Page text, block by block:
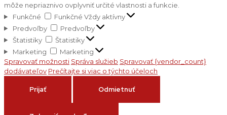
môže nepriaznivo ovplyvniť určité vlastnosti a funkcie.
Funkčné
Funkčné Vždy aktívny
Predvoľby
Predvoľby
Štatistiky
Štatistiky
Marketing
Marketing
Spravovať možnosti Správa služieb Spravovať {vendor_count}
dodávateľov Prečítajte si viac o týchto účeloch
Prijať Odmietnuť